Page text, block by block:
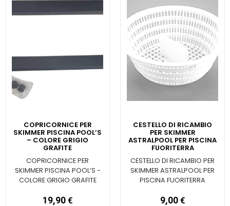
COPRICORNICE PER
SKIMMER PISCINA POOL’S
– COLORE GRIGIO
GRAFITE
COPRICORNICE PER
SKIMMER PISCINA POOL’S -
COLORE GRIGIO GRAFITE
19,90 €
CESTELLO DI RICAMBIO
PER SKIMMER
ASTRALPOOL PER PISCINA
FUORITERRA
CESTELLO DI RICAMBIO PER
SKIMMER ASTRALPOOL PER
PISCINA FUORITERRA
9,00 €